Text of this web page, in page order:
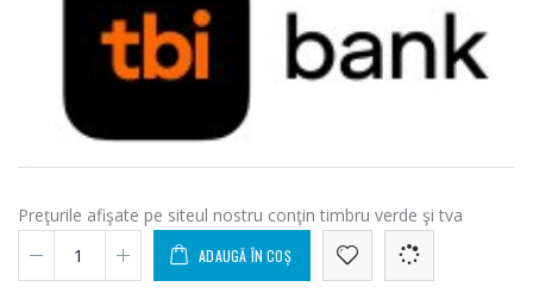
Preţurile afişate pe siteul nostru conţin timbru verde şi tva
ADAUGĂ ÎN COȘ